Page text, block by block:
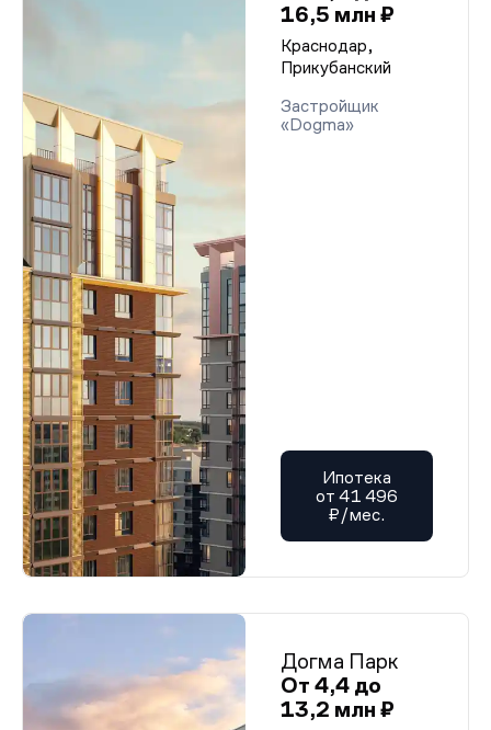
16,5 млн ₽
Краснодар,
Прикубанский
Застройщик
«Dogma»
Ипотека
от 41 496
₽/мес.
Догма Парк
От 4,4 до
13,2 млн ₽